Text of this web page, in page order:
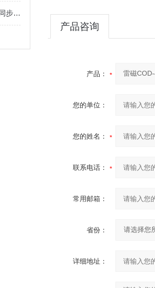
超净工作台双人：面向双工位同步操作的ISO 5级局部洁净设备
产品咨询
产品：
您的单位：
您的姓名：
联系电话：
常用邮箱：
省份：
详细地址：